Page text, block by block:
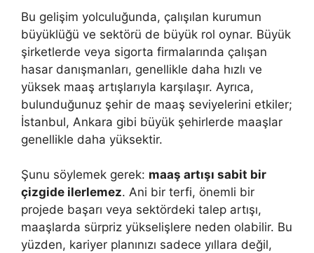
Bu gelişim yolculuğunda, çalışılan kurumun
büyüklüğü ve sektörü de büyük rol oynar. Büyük
şirketlerde veya sigorta firmalarında çalışan
hasar danışmanları, genellikle daha hızlı ve
yüksek maaş artışlarıyla karşılaşır. Ayrıca,
bulunduğunuz şehir de maaş seviyelerini etkiler;
İstanbul, Ankara gibi büyük şehirlerde maaşlar
genellikle daha yüksektir.
Şunu söylemek gerek: maaş artışı sabit bir
çizgide ilerlemez. Ani bir terfi, önemli bir
projede başarı veya sektördeki talep artışı,
maaşlarda sürpriz yükselişlere neden olabilir. Bu
yüzden, kariyer planınızı sadece yıllara değil,